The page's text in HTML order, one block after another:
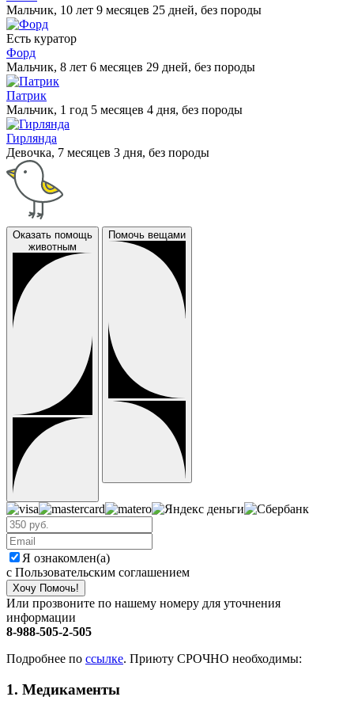
Мальчик, 10 лет 9 месяцев 25 дней, без породы
Есть куратор
Форд
Мальчик, 8 лет 6 месяцев 29 дней, без породы
Патрик
Мальчик, 1 год 5 месяцев 4 дня, без породы
Гирлянда
Девочка, 7 месяцев 3 дня, без породы
Оказать помощь
животным
Помочь вещами
Я ознакомлен(а)
с Пользовательским соглашением
Хочу Помочь!
Или прозвоните по нашему номеру для уточнения
информации
8-988-505-2-505
Подробнее по ссылке. Приюту СРОЧНО необходимы:
1. Медикаменты